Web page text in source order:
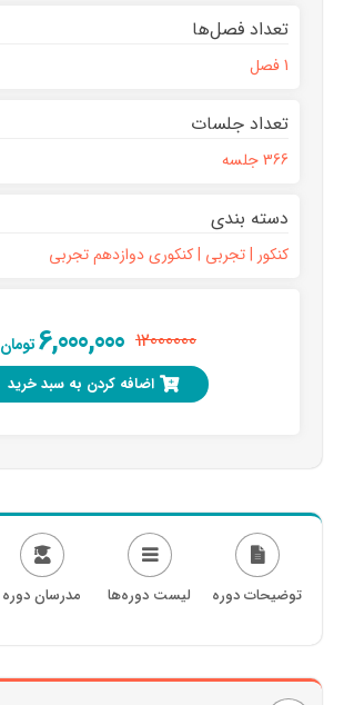
تعداد فصل‌ها
1 فصل
تعداد جلسات
366 جلسه
دسته بندی
کنکور | تجربی | کنکوری دوازدهم تجربی
12000000
6,000,000تومان
اضافه کردن به سبد خرید
توضیحات دوره لیست دوره‌ها مدرسان دوره